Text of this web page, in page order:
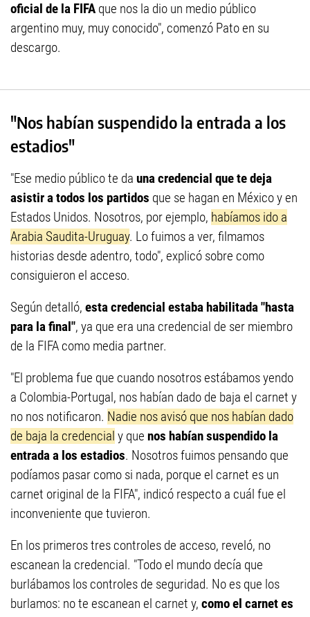
oficial de la FIFA que nos la dio un medio público
argentino muy, muy conocido", comenzó Pato en su
descargo.
"Nos habían suspendido la entrada a los
estadios"
"Ese medio público te da una credencial que te deja
asistir a todos los partidos que se hagan en México y en
Estados Unidos. Nosotros, por ejemplo, habíamos ido a
Arabia Saudita-Uruguay. Lo fuimos a ver, filmamos
historias desde adentro, todo", explicó sobre como
consiguieron el acceso.
Según detalló, esta credencial estaba habilitada "hasta
para la final", ya que era una credencial de ser miembro
de la FIFA como media partner.
"El problema fue que cuando nosotros estábamos yendo
a Colombia-Portugal, nos habían dado de baja el carnet y
no nos notificaron. Nadie nos avisó que nos habían dado
de baja la credencial y que nos habían suspendido la
entrada a los estadios. Nosotros fuimos pensando que
podíamos pasar como si nada, porque el carnet es un
carnet original de la FIFA", indicó respecto a cuál fue el
inconveniente que tuvieron.
En los primeros tres controles de acceso, reveló, no
escanean la credencial. "Todo el mundo decía que
burlábamos los controles de seguridad. No es que los
burlamos: no te escanean el carnet y, como el carnet es